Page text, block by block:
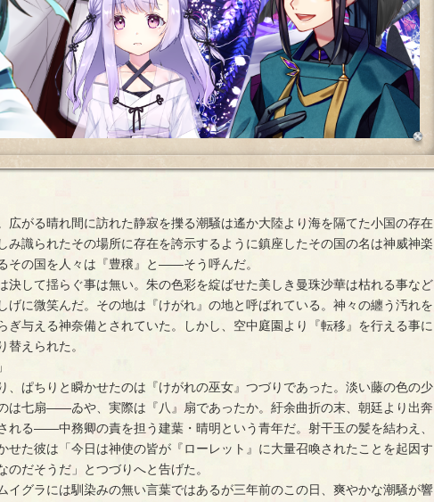
がる晴れ間に訪れた静寂を擽る潮騒は遙か大陸より海を隔てた小国の存在
み識られたその場所に存在を誇示するように鎮座したその国の名は神威神楽
その国を人々は『豊穣』と――そう呼んだ。
して揺らぐ事は無い。朱の色彩を綻ばせた美しき曼珠沙華は枯れる事など
げに微笑んだ。その地は『けがれ』の地と呼ばれている。神々の纏う汚れを
ぎ与える神奈備とされていた。しかし、空中庭園より『転移』を行える事に
替えられた。
ぱちりと瞬かせたのは『けがれの巫女』つづりであった。淡い藤の色の少
は七扇――ゐや、実際は『八』扇であったか。紆余曲折の末、朝廷より出奔
れる――中務卿の責を担う建葉・晴明という青年だ。射干玉の髪を結わえ、
せた彼は「今日は神使の皆が『ローレット』に大量召喚されたことを起因す
だそうだ」とつづりへと告げた。
グラには馴染みの無い言葉ではあるが三年前のこの日、爽やかな潮騒が響